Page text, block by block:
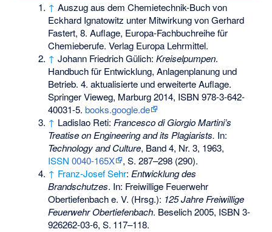
↑ Auszug aus dem Chemietechnik-Buch von
Eckhard Ignatowitz unter Mitwirkung von Gerhard
Fastert, 8. Auflage, Europa-Fachbuchreihe für
Chemieberufe. Verlag Europa Lehrmittel.
↑ Johann Friedrich Gülich:Kreiselpumpen.
Handbuch für Entwicklung, Anlagenplanung und
Betrieb. 4. aktualisierte und erweiterte Auflage.
Springer Vieweg, Marburg 2014, ISBN 978-3-642-
40031-5. books.google.de
↑ Ladislao Reti:Francesco di Giorgio Martini’s
Treatise on Engineering and its Plagiarists. In:
Technology and Culture, Band 4, Nr. 3, 1963,
ISSN 0040-165X
, S. 287–298 (290).
↑ Franz-Josef Sehr:Entwicklung des
Brandschutzes. In: Freiwillige Feuerwehr
Obertiefenbach e. V. (Hrsg.): 125 Jahre Freiwillige
Feuerwehr Obertiefenbach. Beselich 2005, ISBN 3-
926262-03-6,S. 117–118.